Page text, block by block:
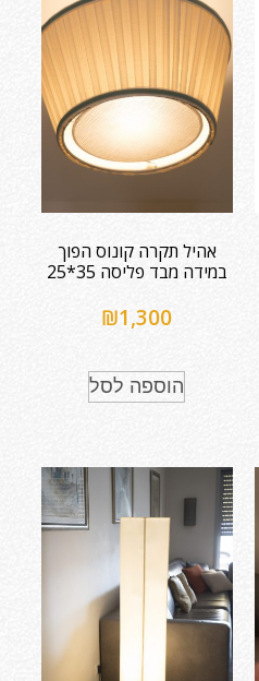
אהיל תקרה קונוס הפוך
במידה מבד פליסה 35*25
₪1,300
הוספה לסל